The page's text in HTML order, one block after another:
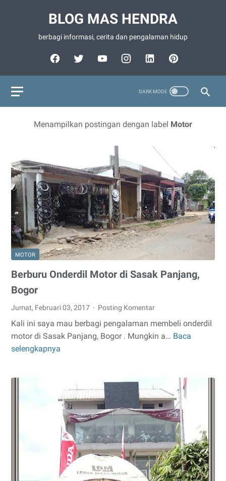
BLOG MAS HENDRA
berbagi informasi, cerita dan pengalaman hidup
Menampilkan postingan dengan label Motor
MOTOR
Berburu Onderdil Motor di Sasak Panjang,
Bogor
Jumat, Februari 03, 2017 Posting Komentar
Kali ini saya mau berbagi pengalaman membeli onderdil
motor di Sasak Panjang, Bogor . Mungkin a… Baca
selengkapnya
Berburu
Sasak
Panjang,
Bogor